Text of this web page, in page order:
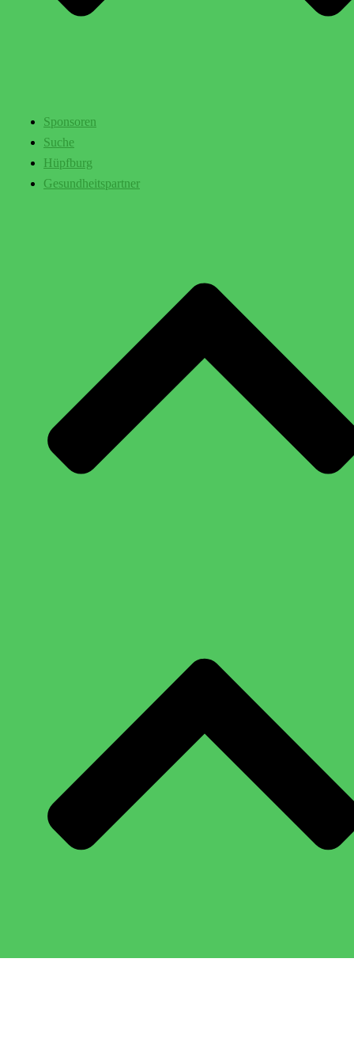
Sponsoren
Suche
Hüpfburg
Gesundheitspartner